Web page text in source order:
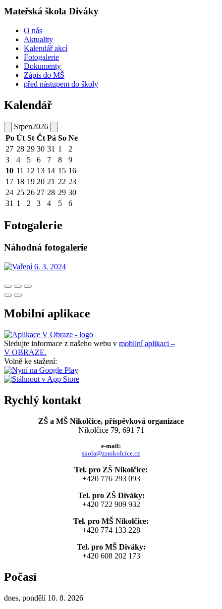
Mateřská škola Diváky
O nás
Aktuality
Kalendář akcí
Fotogalerie
Dokumenty
Zápis do MŠ
před nástupem do školy
Kalendář
Srpen2026
Po Út St Čt Pá So Ne
27 28 29 30 31 1
2
3
4 5 6 7 8
9
10 11 12 13 14 15 16
17 18 19 20 21 22 23
24 25 26 27 28 29 30
31 1 2 3 4 5 6
Fotogalerie
Náhodná fotogalerie
Mobilní aplikace
Sledujte informace z našeho webu v mobilní aplikaci –
V OBRAZE.
Volně ke stažení:
Rychlý kontakt
ZŠ a MŠ Nikolčice, příspěvková organizace
Nikolčice 79, 691 71
e-mail:
skola@zsnikolcice.cz
Tel. pro ZŠ Nikolčice:
+420 776 293 093
Tel. pro ZŠ Diváky:
+420 722 909 932
Tel. pro MŠ Nikolčice:
+420 774 133 228
Tel. pro MŠ Diváky:
+420 608 202 173
Počasí
dnes, pondělí 10. 8. 2026